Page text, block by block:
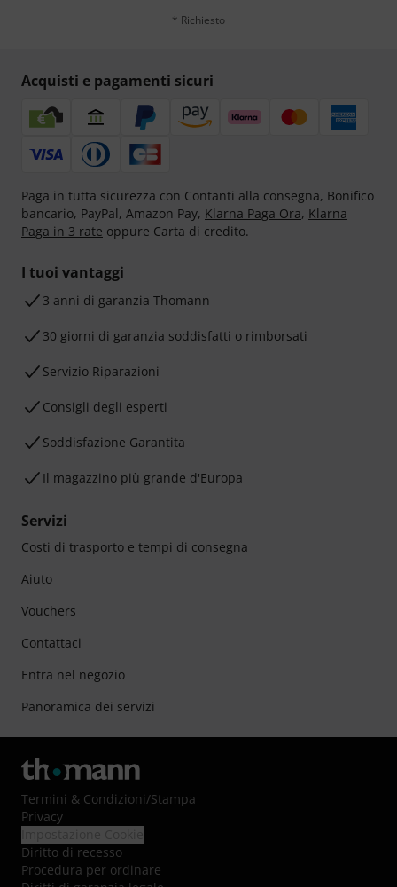
* Richiesto
Acquisti e pagamenti sicuri
Paga in tutta sicurezza con Contanti alla consegna, Bonifico
bancario, PayPal, Amazon Pay, Klarna Paga Ora, Klarna
Paga in 3 rate oppure Carta di credito.
I tuoi vantaggi
3 anni di garanzia Thomann
30 giorni di garanzia soddisfatti o rimborsati
Servizio Riparazioni
Consigli degli esperti
Soddisfazione Garantita
Il magazzino più grande d'Europa
Servizi
Costi di trasporto e tempi di consegna
Aiuto
Vouchers
Contattaci
Entra nel negozio
Panoramica dei servizi
Termini & Condizioni/Stampa
Privacy
Diritto di recesso
Procedura per ordinare